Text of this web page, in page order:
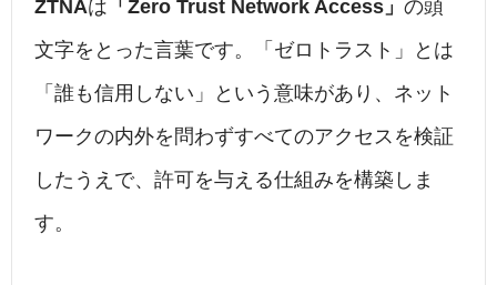
ZTNAは 「Zero Trust Network Access」 の頭
文字をとった言葉です。「ゼロトラスト」とは
「誰も信用しない」という意味があり、ネット
ワークの内外を問わずすべてのアクセスを検証
したうえで、許可を与える仕組みを構築しま
す。